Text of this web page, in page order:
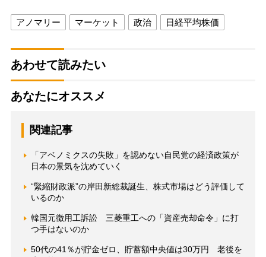
アノマリー マーケット 政治 日経平均株価
あわせて読みたい
あなたにオススメ
関連記事
「アベノミクスの失敗」を認めない自民党の経済政策が
日本の景気を沈めていく
“緊縮財政派”の岸田新総裁誕生、株式市場はどう評価して
いるのか
韓国元徴用工訴訟 三菱重工への「資産売却命令」に打
つ手はないのか
50代の41％が貯金ゼロ、貯蓄額中央値は30万円 老後を